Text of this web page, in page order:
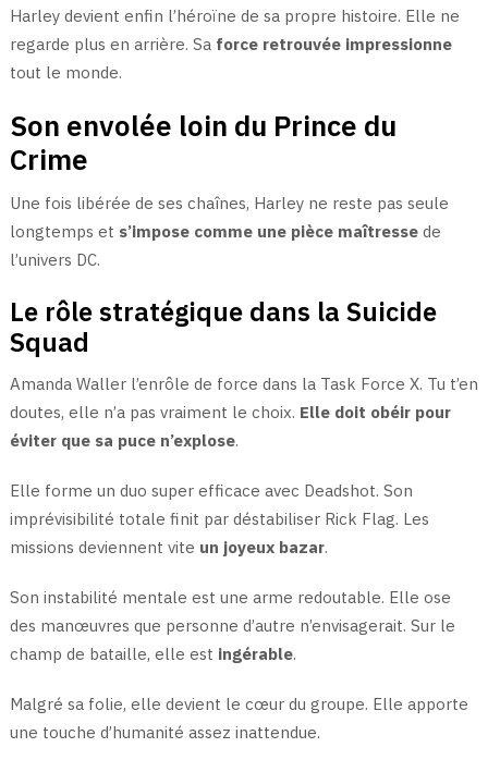
Harley devient enfin l’héroïne de sa propre histoire. Elle ne
regarde plus en arrière. Sa force retrouvée impressionne
tout le monde.
Son envolée loin du Prince du
Crime
Une fois libérée de ses chaînes, Harley ne reste pas seule
longtemps et s’impose comme une pièce maîtressede
l’univers DC.
Le rôle stratégique dans la Suicide
Squad
Amanda Waller l’enrôle de force dans la Task Force X. Tu t’en
doutes, elle n’a pas vraiment le choix. Elle doit obéir pour
éviter que sa puce n’explose.
Elle forme un duo super efficace avec Deadshot. Son
imprévisibilité totale finit par déstabiliser Rick Flag. Les
missions deviennent vite un joyeux bazar.
Son instabilité mentale est une arme redoutable. Elle ose
des manœuvres que personne d’autre n’envisagerait. Sur le
champ de bataille, elle est ingérable.
Malgré sa folie, elle devient le cœur du groupe. Elle apporte
une touche d’humanité assez inattendue.